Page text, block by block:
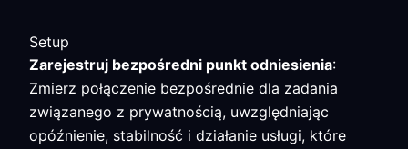
Setup
Zarejestruj bezpośredni punkt odniesienia:
Zmierz połączenie bezpośrednie dla zadania
związanego z prywatnością, uwzględniając
opóźnienie, stabilność i działanie usługi, które